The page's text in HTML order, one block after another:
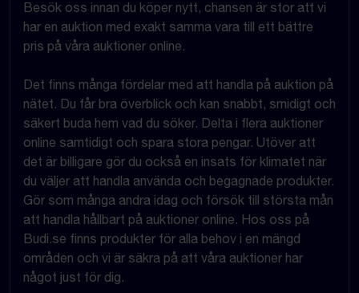
Besök oss innan du köper nytt, chansen är stor att vi
har en auktion med exakt samma vara till ett bättre
pris på våra auktioner online.
Det finns många fördelar med att handla på auktion på
nätet. Du får bra överblick och kan snabbt, smidigt och
säkert buda hem vad du söker. Delta i flera auktioner
online samtidigt och spara stora pengar. Utöver att
det är billigare gör du också en insats för klimatet när
du väljer att handla använda och begagnade produkter.
Gör som många andra idag och försök till största mån
att handla hållbart på auktioner online. Hos oss på
Budi.se finns produkter för alla behov i en mängd
områden och vi är säkra på att våra auktioner har
något just för dig.